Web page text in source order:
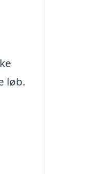
løb.